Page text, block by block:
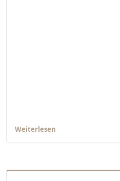
Weiterlesen